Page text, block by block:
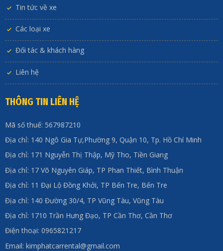
Tin tức về xe
Các loại xe
Đối tác & khách hàng
Liên hệ
THÔNG TIN LIÊN HỆ
Mã số thuế: 567987210
Địa chỉ: 140 Ngô Gia Tự,Phường 9, Quận 10, Tp. Hồ Chí Minh
Địa chỉ: 171 Nguyễn Thị Thập, Mỹ Tho, Tiền Giang
Địa chỉ: 17 Võ Nguyên Giáp, TP Phan Thiết, Bình Thuận
Địa chỉ: 11 Đại Lộ Đồng Khởi, TP Bến Tre, Bến Tre
Địa chỉ: 140 Đường 30/4, TP Vũng Tàu, Vũng Tàu
Địa chỉ: 1710 Trần Hưng Đạo, TP Cần Thơ, Cần Thơ
Điện thoại: 0965821217
Email: kimphatcarrental@gmail.com